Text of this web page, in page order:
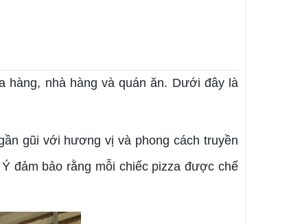
nhà hàng và quán ăn. Dưới đây là
gũi với hương vị và phong cách truyền
đảm bảo rằng mỗi chiếc pizza được chế